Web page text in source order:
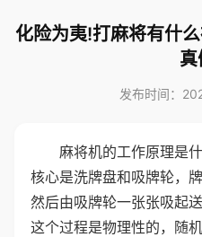
化险为夷!打麻将有什
真
发布时间：
麻将机的工作原理是
核心是洗牌盘和吸牌轮，
然后由吸牌轮一张张吸起
这个过程是物理性的，随机